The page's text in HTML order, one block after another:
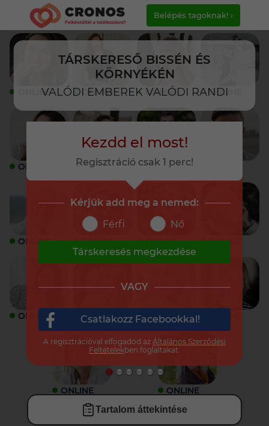
TÁRSKERESŐ BISSÉN ÉS
KÖRNYÉKÉN
VALÓDI EMBEREK VALÓDI RANDI
Belépés tagoknak! ›
ONLINE ONLINE ONLINE ONLINE
ONLINE ONLINE ONLINE
ONLINE ONLINE ONLINE ONLINE
ONLINE ONLINE ONLINE
ONLINE ONLINE
Tartalom áttekintése
Kezdd el most!
Regisztráció csak 1 perc!
Kérjük add meg a nemed:
Férfi
Nő
Társkeresés megkezdése
VAGY
Csatlakozz Facebookkal!
A regisztrációval elfogadod az Általános Szerződési
Feltételekben foglaltakat.